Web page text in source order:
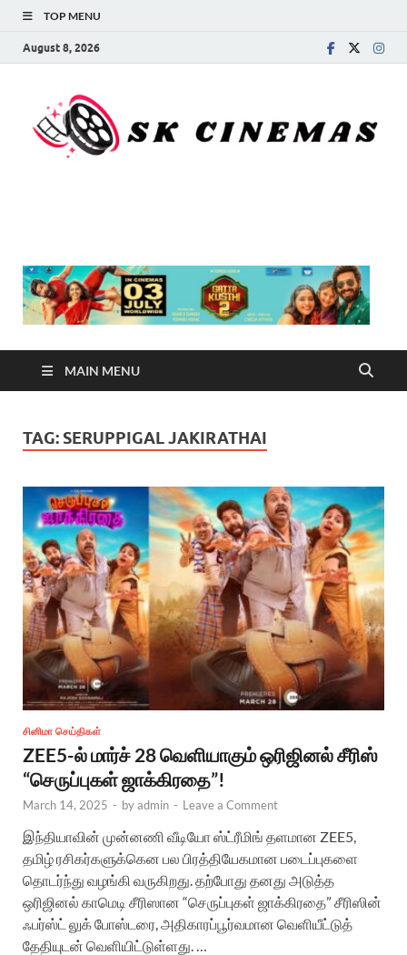
TOP MENU
August 8, 2026
MAIN MENU
TAG: SERUPPIGAL JAKIRATHAI
சினிமா செய்திகள்
ZEE5-ல் மார்ச் 28 வெளியாகும் ஒரிஜினல் சீரிஸ்
“செருப்புகள் ஜாக்கிரதை”!
March 14, 2025 - byadmin - Leave a Comment
இந்தியாவின் முன்னணி வீடியோ ஸ்ட்ரீமிங் தளமான ZEE5,
தமிழ் ரசிகர்களுக்கென பல பிரத்தியேகமான படைப்புகளை
தொடர்ந்து வழங்கி வருகிறது. தற்போது தனது அடுத்த
ஒரிஜினல் காமெடி சீரிஸான “செருப்புகள் ஜாக்கிரதை” சீரிஸின்
ஃபர்ஸ்ட் லுக் போஸ்டரை, அதிகாரப்பூர்வமான வெளியீட்டுத்
தேதியுடன் வெளியிட்டுள்ளது. …